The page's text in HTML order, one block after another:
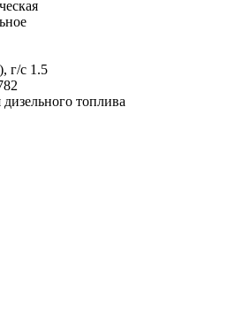
г/с 1.5
топлива